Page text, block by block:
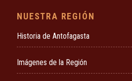
NUESTRA REGIÓN
Historia de Antofagasta
Imágenes de la Región